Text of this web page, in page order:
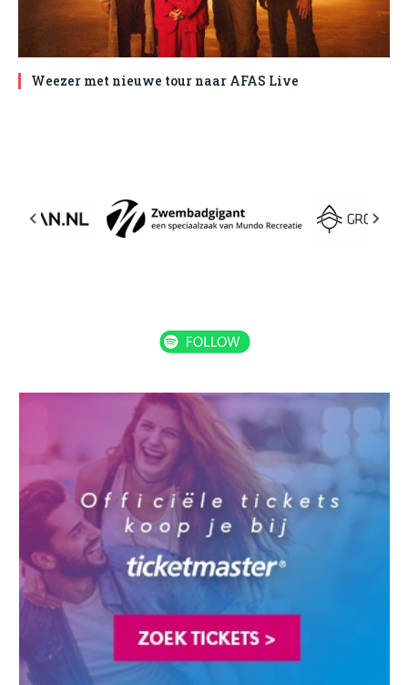
Weezer met nieuwe tour naar AFAS Live